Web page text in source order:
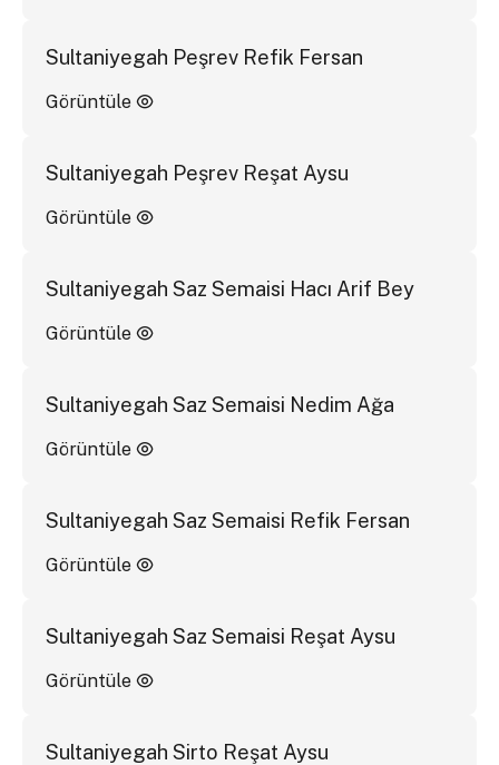
Sultaniyegah Peşrev Refik Fersan
Görüntüle
Sultaniyegah Peşrev Reşat Aysu
Görüntüle
Sultaniyegah Saz Semaisi Hacı Arif Bey
Görüntüle
Sultaniyegah Saz Semaisi Nedim Ağa
Görüntüle
Sultaniyegah Saz Semaisi Refik Fersan
Görüntüle
Sultaniyegah Saz Semaisi Reşat Aysu
Görüntüle
Sultaniyegah Sirto Reşat Aysu